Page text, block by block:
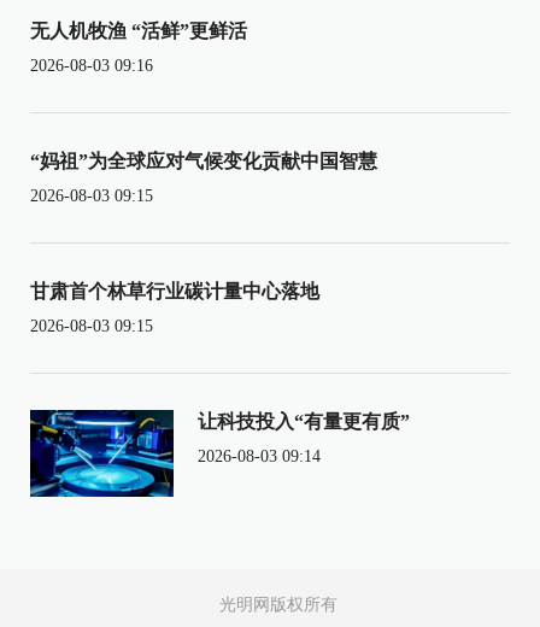
无人机牧渔 “活鲜”更鲜活
2026-08-03 09:16
“妈祖”为全球应对气候变化贡献中国智慧
2026-08-03 09:15
甘肃首个林草行业碳计量中心落地
2026-08-03 09:15
让科技投入“有量更有质”
2026-08-03 09:14
光明网版权所有